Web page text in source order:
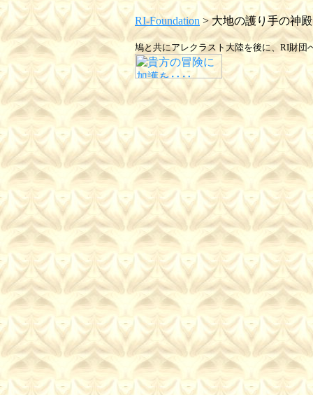
RI-Foundation > 大地の護り手の神殿
鳩と共にアレクラスト大陸を後に、RI財